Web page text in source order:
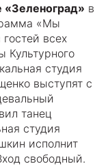
«Зеленоград» в
«Мы
всех
Культурного
студия
выступят с
танец
студия
исполнит
свободный.